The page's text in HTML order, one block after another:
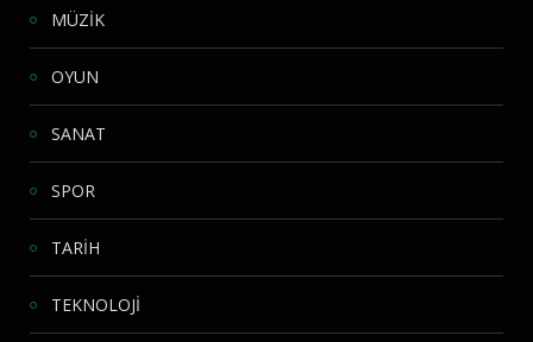
MÜZİK
OYUN
SANAT
SPOR
TARİH
TEKNOLOJİ